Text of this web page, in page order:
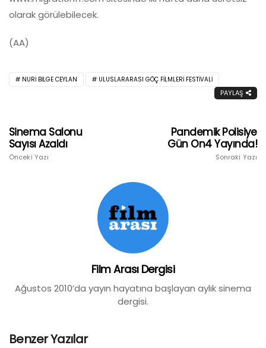
olarak görülebilecek.
(AA)
NURI BILGE CEYLAN ULUSLARARASI GÖÇ FILMLERI FESTIVALI
PAYLAŞ
Sinema Salonu
Sayısı Azaldı
Önceki Yazı
Pandemik Polisiye
Gün On4 Yayında!
Sonraki Yazı
Film Arası Dergisi
Ağustos 2010’da yayın hayatına başlayan aylık sinema
dergisi.
Benzer Yazılar